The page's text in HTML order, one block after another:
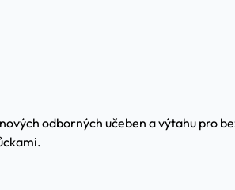
odborných učeben a výtahu pro